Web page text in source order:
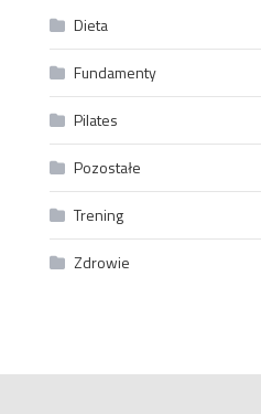
Dieta
Fundamenty
Pilates
Pozostałe
Trening
Zdrowie